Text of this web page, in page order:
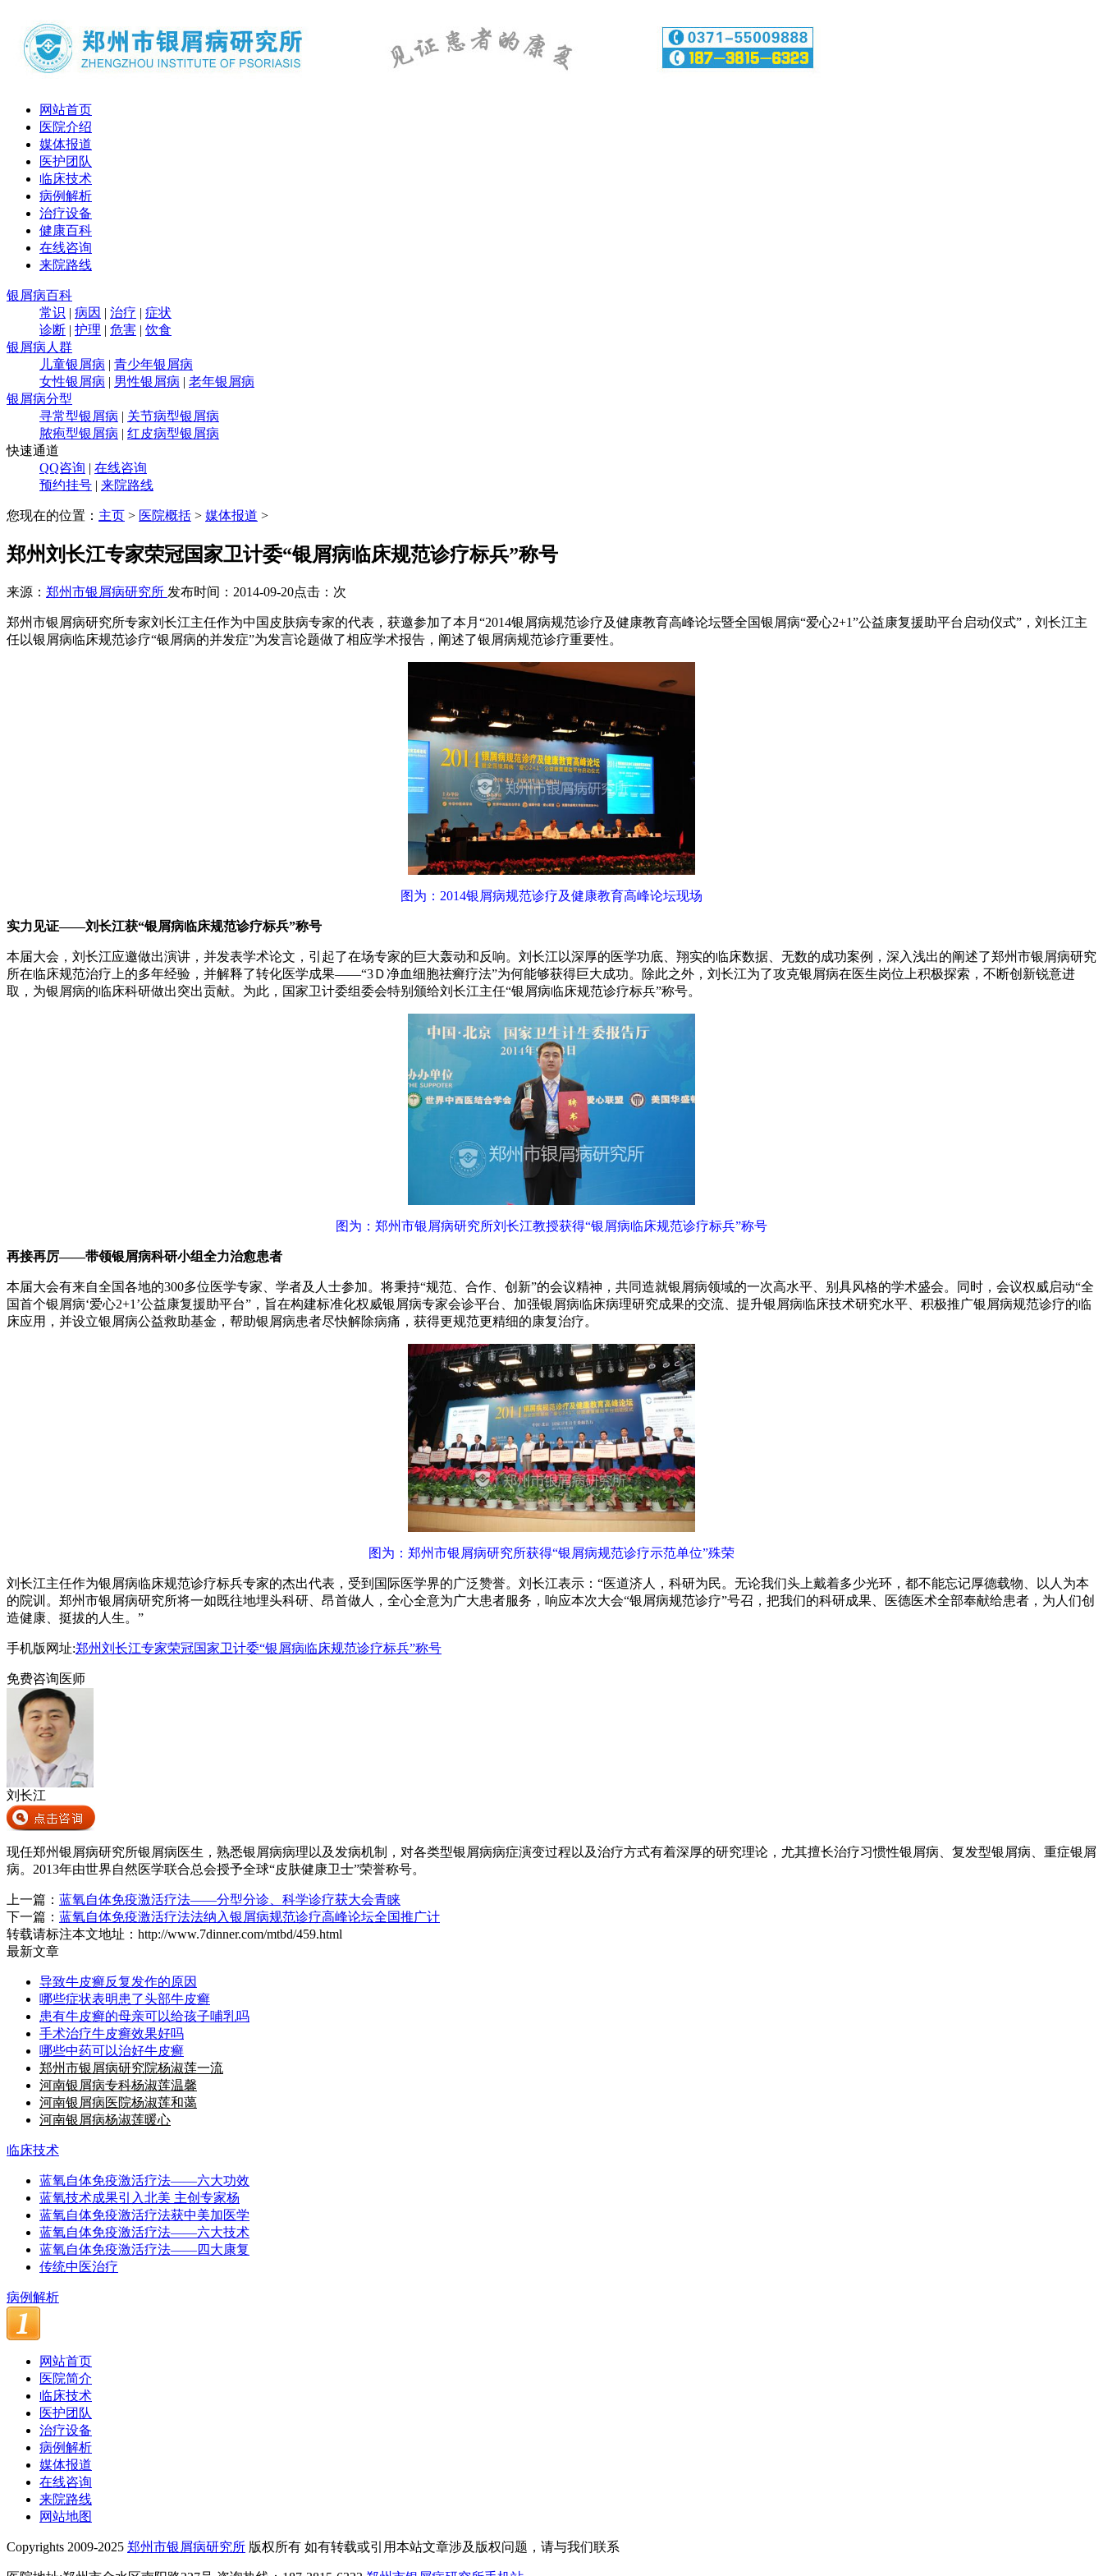
网站首页
医院介绍
媒体报道
医护团队
临床技术
病例解析
治疗设备
健康百科
在线咨询
来院路线
银屑病百科
常识 | 病因 | 治疗 | 症状
诊断 | 护理 | 危害 | 饮食
银屑病人群
儿童银屑病 | 青少年银屑病
女性银屑病 | 男性银屑病 | 老年银屑病
银屑病分型
寻常型银屑病 | 关节病型银屑病
脓疱型银屑病 | 红皮病型银屑病
快速通道
QQ咨询 | 在线咨询
预约挂号 | 来院路线
您现在的位置： 主页 > 医院概括 > 媒体报道 >
郑州刘长江专家荣冠国家卫计委“银屑病临床规范诊疗标兵”称号
来源： 郑州市银屑病研究所 发布时间：2014-09-20点击： 次
郑州市银屑病研究所专家刘长江主任作为中国皮肤病专家的代表，获邀参加了本月“2014银屑病规范诊疗及健康教育高峰论坛暨全国银屑病“爱心2+1”公益康复援助平台启动仪式”，刘长江主
任以银屑病临床规范诊疗“银屑病的并发症”为发言论题做了相应学术报告，阐述了银屑病规范诊疗重要性。
图为：2014银屑病规范诊疗及健康教育高峰论坛现场
实力见证——刘长江获“银屑病临床规范诊疗标兵”称号
本届大会，刘长江应邀做出演讲，并发表学术论文，引起了在场专家的巨大轰动和反响。刘长江以深厚的医学功底、翔实的临床数据、无数的成功案例，深入浅出的阐述了郑州市银屑病研究
所在临床规范治疗上的多年经验，并解释了转化医学成果——“3Ｄ净血细胞祛癣疗法”为何能够获得巨大成功。除此之外，刘长江为了攻克银屑病在医生岗位上积极探索，不断创新锐意进
取，为银屑病的临床科研做出突出贡献。为此，国家卫计委组委会特别颁给刘长江主任“银屑病临床规范诊疗标兵”称号。
图为：郑州市银屑病研究所刘长江教授获得“银屑病临床规范诊疗标兵”称号
再接再厉——带领银屑病科研小组全力治愈患者
本届大会有来自全国各地的300多位医学专家、学者及人士参加。将秉持“规范、合作、创新”的会议精神，共同造就银屑病领域的一次高水平、别具风格的学术盛会。同时，会议权威启动“全
国首个银屑病‘爱心2+1’公益康复援助平台”，旨在构建标准化权威银屑病专家会诊平台、加强银屑病临床病理研究成果的交流、提升银屑病临床技术研究水平、积极推广银屑病规范诊疗的临
床应用，并设立银屑病公益救助基金，帮助银屑病患者尽快解除病痛，获得更规范更精细的康复治疗。
图为：郑州市银屑病研究所获得“银屑病规范诊疗示范单位”殊荣
刘长江主任作为银屑病临床规范诊疗标兵专家的杰出代表，受到国际医学界的广泛赞誉。刘长江表示：“医道济人，科研为民。无论我们头上戴着多少光环，都不能忘记厚德载物、以人为本
的院训。郑州市银屑病研究所将一如既往地埋头科研、昂首做人，全心全意为广大患者服务，响应本次大会“银屑病规范诊疗”号召，把我们的科研成果、医德医术全部奉献给患者，为人们创
造健康、挺拔的人生。”
手机版网址:郑州刘长江专家荣冠国家卫计委“银屑病临床规范诊疗标兵”称号
免费咨询医师
刘长江
现任郑州银屑病研究所银屑病医生，熟悉银屑病病理以及发病机制，对各类型银屑病病症演变过程以及治疗方式有着深厚的研究理论，尤其擅长治疗习惯性银屑病、复发型银屑病、重症银屑
病。2013年由世界自然医学联合总会授予全球“皮肤健康卫士”荣誉称号。
上一篇： 蓝氧自体免疫激活疗法——分型分诊、科学诊疗获大会青睐
下一篇： 蓝氧自体免疫激活疗法法纳入银屑病规范诊疗高峰论坛全国推广计
转载请标注本文地址： http://www.7dinner.com/mtbd/459.html
最新文章
导致牛皮癣反复发作的原因
哪些症状表明患了头部牛皮癣
患有牛皮癣的母亲可以给孩子哺乳吗
手术治疗牛皮癣效果好吗
哪些中药可以治好牛皮癣
郑州市银屑病研究院杨淑莲一流
河南银屑病专科杨淑莲温馨
河南银屑病医院杨淑莲和蔼
河南银屑病杨淑莲暖心
临床技术
蓝氧自体免疫激活疗法——六大功效
蓝氧技术成果引入北美 主创专家杨
蓝氧自体免疫激活疗法获中美加医学
蓝氧自体免疫激活疗法——六大技术
蓝氧自体免疫激活疗法——四大康复
传统中医治疗
病例解析
网站首页
医院简介
临床技术
医护团队
治疗设备
病例解析
媒体报道
在线咨询
来院路线
网站地图
Copyrights 2009-2025 郑州市银屑病研究所 版权所有 如有转载或引用本站文章涉及版权问题，请与我们联系